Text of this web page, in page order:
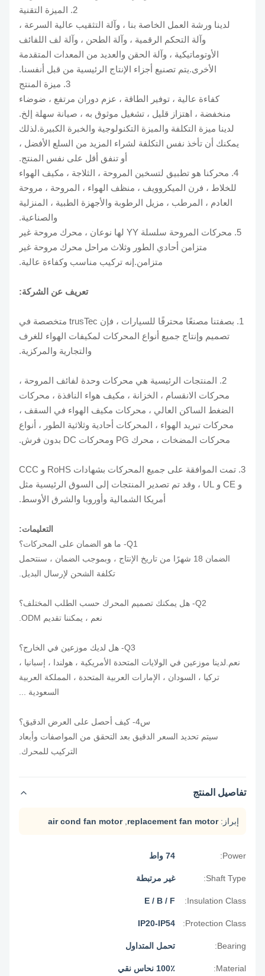
لدينا ورشة العمل الخاصة بنا ، وآلة التثقيب عالية السرعة ،
وآلة التحكم الرقمية ، وآلة الطحن ، وآلة لف اللفائف
الأوتوماتيكية ، وآلة الحقن والعديد من المعدات المتقدمة
الأخرى.يتم تصنيع أجزاء الإنتاج الرئيسية من قبل أنفسنا.
كفاءة عالية ، توفير الطاقة ، عزم دوران مرتفع ، ضوضاء
منخفضة ، اهتزاز قليل ، تشغيل موثوق به ، صيانة سهلة إلخ.
لدينا ميزة التكلفة والميزة التكنولوجية والخبرة الكبيرة.لذلك
يمكنك أن تأخذ نفس التكلفة لشراء المزيد من السلع الأفضل ،
أو تنفق أقل على نفس المنتج.
4. محركنا هو تطبيق لتسخين المروحة ، الثلاجة ، مكيف الهواء
للخلاط ، فرن الميكروويف ، منظف الهواء ، المروحة ، مروحة
العادم ، المرطب ، مزيل الرطوبة والأجهزة الطبية ، المنزلية
والصناعية.
5. محركات المروحة سلسلة YY لها نوعان ، محرك مروحة غير
متزامن أحادي الطور وثلاث مراحل محرك مروحة غير
متزامن.إنه تركيب مناسب وكفاءة عالية.
تعريف عن الشركة:
1. بصفتنا مصنعًا محترفًا للسيارات ، فإن trusTec متخصصة في
تصميم وإنتاج جميع أنواع المحركات لمكيفات الهواء للغرف
والتجارية والمركزية.
2. المنتجات الرئيسية هي محركات وحدة لفائف المروحة ،
محركات الانقسام ، الخزانة ، مكيف هواء النافذة ، محركات
الضغط الساكن العالي ، محركات مكيف الهواء في السقف ،
محركات تبريد الهواء ، المحركات أحادية وثلاثية الطور ، أنواع
محركات المضخات ، محرك PG ومحركات DC بدون فرش.
3. تمت الموافقة على جميع المحركات بشهادات RoHS و CCC
و CE و UL ، وقد تم تصدير المنتجات إلى السوق الرئيسية مثل
أمريكا الشمالية وأوروبا والشرق الأوسط.
التعليمات:
الضمان 18 شهرًا من تاريخ الإنتاج ، وبموجب الضمان ، سنتحمل
تكلفة الشحن لإرسال البديل.
نعم ، يمكننا تقديم ODM.
نعم.لدينا موزعين في الولايات المتحدة الأمريكية ، هولندا ، إسبانيا ،
تركيا ، السودان ، الإمارات العربية المتحدة ، المملكة العربية
السعودية ...
سيتم تحديد السعر الدقيق بعد التحقق من المواصفات وأبعاد
التركيب للمحرك.
تفاصيل المنتج
replacement fan motor
,
air cond fan motor
Power:
Shaft Type: غير مرتبطة
Insulation Class:
E / B / F
Protection Class:
IP20-IP54
Bearing: تحمل المتداول
Material: